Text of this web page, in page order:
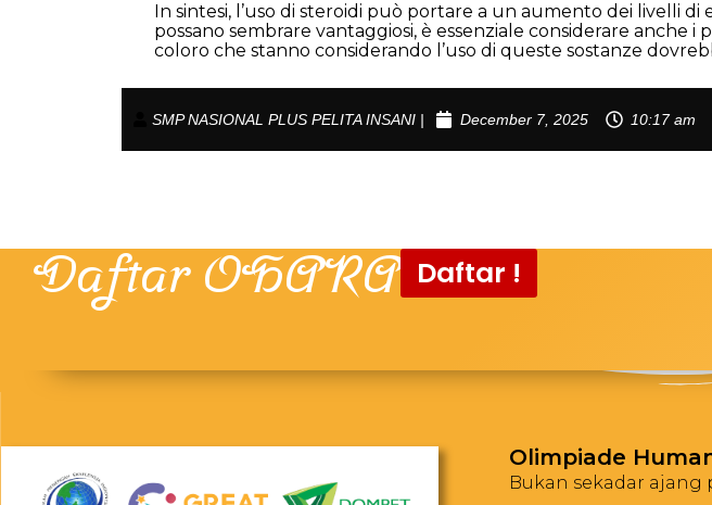
In sintesi, l’uso di steroidi può portare a un aumento dei livelli
possano sembrare vantaggiosi, è essenziale considerare anche i
coloro che stanno considerando l’uso di queste sostanze
SMP NASIONAL PLUS PELITA INSANI | December 7, 2025 10:17 am
Daftar OHARA Daftar !
Olimpiade
Bukan sekadar ajang